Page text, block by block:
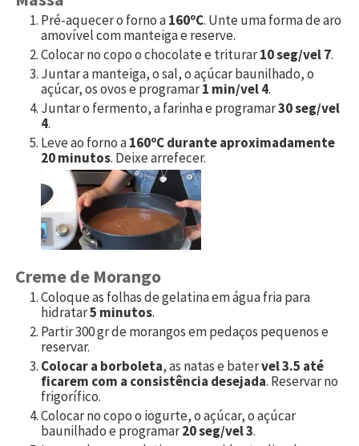
Pré-aquecer o forno a160ºC. Unte uma forma de aro
amovível com manteiga e reserve.
Colocar no copo o chocolate e triturar10 seg/vel 7.
Juntar a manteiga, o sal, o açúcar baunilhado, o
açúcar, os ovos e programar1 min/vel 4.
Juntar o fermento, a farinha e programar30 seg/vel
4.
Leve ao forno a160ºC durante aproximadamente
20 minutos. Deixe arrefecer.
Creme de Morango
Coloque as folhas de gelatina em água fria para
hidratar5 minutos.
Partir300gr de morangos em pedaços pequenos e
reservar.
Colocar a borboleta, as natas e batervel 3.5 até
ficarem com a consistência desejada. Reservar no
frigorífico.
Colocar no copo o iogurte, o açúcar, o açúcar
baunilhado e programar20 seg/vel 3.